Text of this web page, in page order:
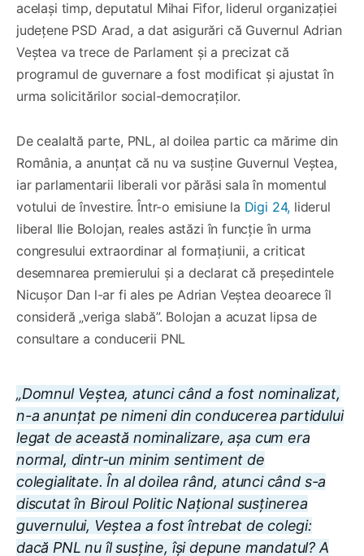
același timp, deputatul Mihai Fifor, liderul organizației
județene PSD Arad, a dat asigurări că Guvernul Adrian
Veștea va trece de Parlament și a precizat că
programul de guvernare a fost modificat și ajustat în
urma solicitărilor social-democraților.
De cealaltă parte, PNL, al doilea partic ca mărime din
România, a anunțat că nu va susține Guvernul Veștea,
iar parlamentarii liberali vor părăsi sala în momentul
votului de învestire. Într-o emisiune la Digi 24, liderul
liberal Ilie Bolojan, reales astăzi în funcție în urma
congresului extraordinar al formațiunii, a criticat
desemnarea premierului și a declarat că președintele
Nicușor Dan l-ar fi ales pe Adrian Veștea deoarece îl
consideră „veriga slabă”. Bolojan a acuzat lipsa de
consultare a conducerii PNL
„Domnul Veștea, atunci când a fost nominalizat,
n-a anunțat pe nimeni din conducerea partidului
legat de această nominalizare, așa cum era
normal, dintr-un minim sentiment de
colegialitate. În al doilea rând, atunci când s-a
discutat în Biroul Politic Național susținerea
guvernului, Veștea a fost întrebat de colegi:
dacă PNL nu îl susține, își depune mandatul? A